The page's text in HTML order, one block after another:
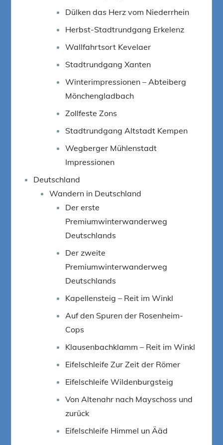
Dülken das Herz vom Niederrhein
Herbst-Stadtrundgang Erkelenz
Wallfahrtsort Kevelaer
Stadtrundgang Xanten
Winterimpressionen – Abteiberg
Mönchengladbach
Zollfeste Zons
Stadtrundgang Altstadt Kempen
Wegberger Mühlenstadt
Impressionen
Deutschland
Wandern in Deutschland
Der erste
Premiumwinterwanderweg
Deutschlands
Der zweite
Premiumwinterwanderweg
Deutschlands
Kapellensteig – Reit im Winkl
Auf den Spuren der Rosenheim-
Cops
Klausenbachklamm – Reit im Winkl
Eifelschleife Zur Zeit der Römer
Eifelschleife Wildenburgsteig
Von Altenahr nach Mayschoss und
zurück
Eifelschleife Himmel un Ääd